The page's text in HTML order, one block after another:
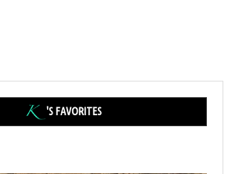
'S FAVORITES